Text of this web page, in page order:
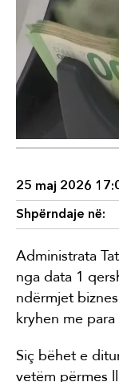
25 maj 2026
Shpërndaje në:
Administrata
nga data 1
ndërmjet
kryhen me
Siç bëhet e
vetëm përmes